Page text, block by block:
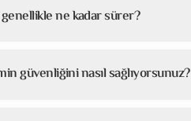
ne kadar sürer?
güvenliğini nasıl sağlıyorsunuz?